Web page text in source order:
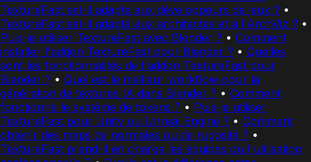
TextureFast est-il adapté aux développeurs de jeux ? •
TextureFast est-il adapté aux architectes et à l'ArchViz ? •
Puis-je utiliser TextureFast avec Blender ? • Comment
installer l'addon TextureFast pour Blender ? • Quelles
sont les fonctionnalités de l'addon TextureFast pour
Blender ? • Quel est le meilleur workflow pour la
génération de textures IA dans Blender ? • Comment
fonctionne le système de tokens ? • Puis-je utiliser
TextureFast pour Unity ou Unreal Engine ? • Comment
obtenir des maps de normales ou de rugosité ? •
TextureFast prend-il en charge les équipes ou l'utilisation